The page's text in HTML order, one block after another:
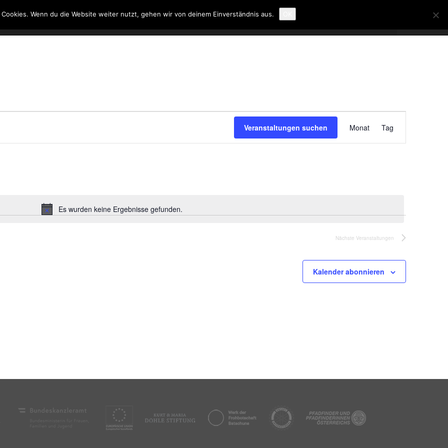
Kontakt Suche
Hinweis
Es wurden keine Ergebnisse gefunden.
Veranstaltungen suchen
Ansichten-
Monat Tag
Nächste Veranstaltungen
Kalender abonnieren
Wenn du die Website weiter nutzt, gehen wir von deinem Einverständnis aus.